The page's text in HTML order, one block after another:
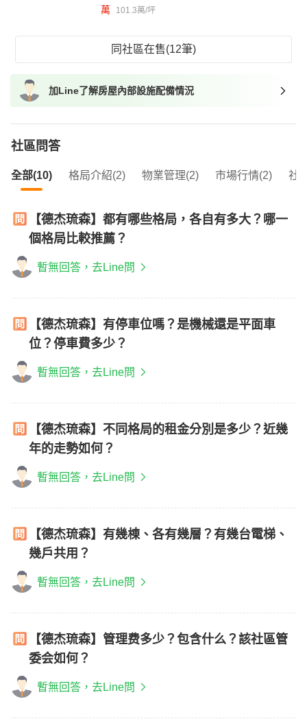
萬 101.3萬/坪
同社區在售(12筆)
加Line了解房屋內部設施配備情況
社區問答
全部(10) 格局介紹(2) 物業管理(2) 市場行情(2) 社
【德杰琉森】都有哪些格局，各自有多大？哪一
個格局比較推薦？
暫無回答，去Line問
【德杰琉森】有停車位嗎？是機械還是平面車
位？停車費多少？
暫無回答，去Line問
【德杰琉森】不同格局的租金分別是多少？近幾
年的走勢如何？
暫無回答，去Line問
【德杰琉森】有幾棟、各有幾層？有幾台電梯、
幾戶共用？
暫無回答，去Line問
【德杰琉森】管理费多少？包含什么？該社區管
委会如何？
暫無回答，去Line問